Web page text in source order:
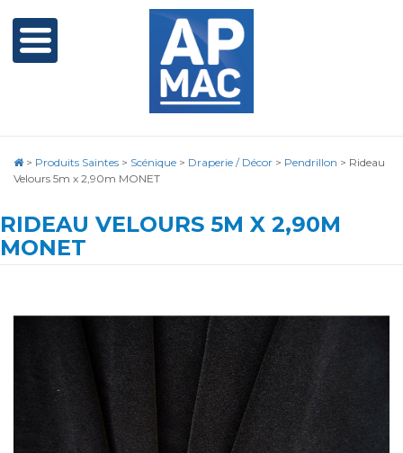
> Produits Saintes > Scénique > Draperie / Décor > Pendrillon > Rideau
Velours 5m x 2,90m MONET
RIDEAU VELOURS 5M X 2,90M
MONET